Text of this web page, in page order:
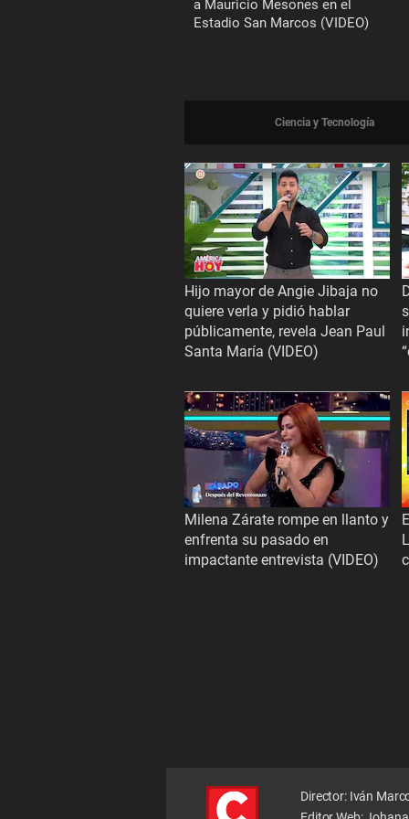
a Mauricio Mesones en el
Estadio San Marcos (VIDEO)
Ciencia y Tecnología
Hijo mayor de Angie Jibaja no
quiere verla y pidió hablar
públicamente, revela Jean Paul
Santa María (VIDEO)
Milena Zárate rompe en llanto y
enfrenta su pasado en
impactante entrevista (VIDEO)
Director: Iván